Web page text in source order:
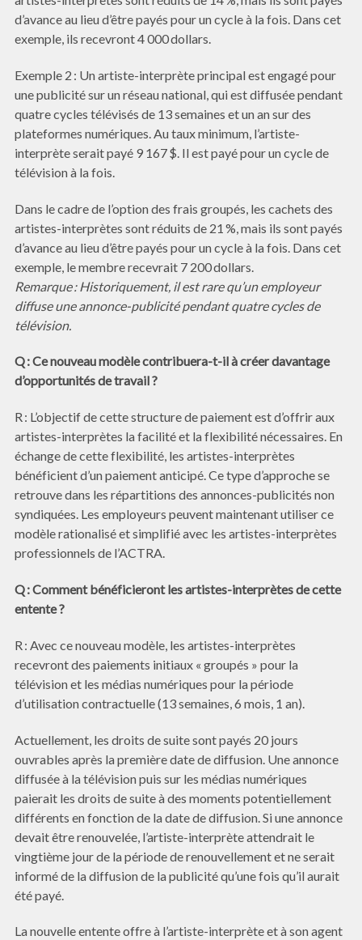
d’avance au lieu d’être payés pour un cycle à la fois. Dans cet
exemple, ils recevront 4 000 dollars.
Exemple 2 : Un artiste-interprète principal est engagé pour
une publicité sur un réseau national, qui est diffusée pendant
quatre cycles télévisés de 13 semaines et un an sur des
plateformes numériques. Au taux minimum, l’artiste-
interprète serait payé 9 167 $. Il est payé pour un cycle de
télévision à la fois.
Dans le cadre de l’option des frais groupés, les cachets des
artistes-interprètes sont réduits de 21 %, mais ils sont payés
d’avance au lieu d’être payés pour un cycle à la fois. Dans cet
exemple, le membre recevrait 7 200 dollars.
Remarque : Historiquement, il est rare qu’un employeur
diffuse une annonce-publicité pendant quatre cycles de
télévision.
Q : Ce nouveau modèle contribuera-t-il à créer davantage
d’opportunités de travail ?
R : L’objectif de cette structure de paiement est d’offrir aux
artistes-interprètes la facilité et la flexibilité nécessaires. En
échange de cette flexibilité, les artistes-interprètes
bénéficient d’un paiement anticipé. Ce type d’approche se
retrouve dans les répartitions des annonces-publicités non
syndiquées. Les employeurs peuvent maintenant utiliser ce
modèle rationalisé et simplifié avec les artistes-interprètes
professionnels de l’ACTRA.
Q : Comment bénéficieront les artistes-interprètes de cette
entente ?
R : Avec ce nouveau modèle, les artistes-interprètes
recevront des paiements initiaux « groupés » pour la
télévision et les médias numériques pour la période
d’utilisation contractuelle (13 semaines, 6 mois, 1 an).
Actuellement, les droits de suite sont payés 20 jours
ouvrables après la première date de diffusion. Une annonce
diffusée à la télévision puis sur les médias numériques
paierait les droits de suite à des moments potentiellement
différents en fonction de la date de diffusion. Si une annonce
devait être renouvelée, l’artiste-interprète attendrait le
vingtième jour de la période de renouvellement et ne serait
informé de la diffusion de la publicité qu’une fois qu’il aurait
été payé.
La nouvelle entente offre à l’artiste-interprète et à son agent